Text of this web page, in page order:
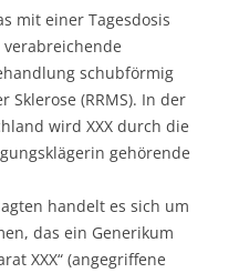
mit einer Tagesdosis
verabreichende
schubförmig
(RRMS). In der
wird XXX durch die
gehörende
handelt es sich um
das ein Generikum
XXX“ (angegriffene